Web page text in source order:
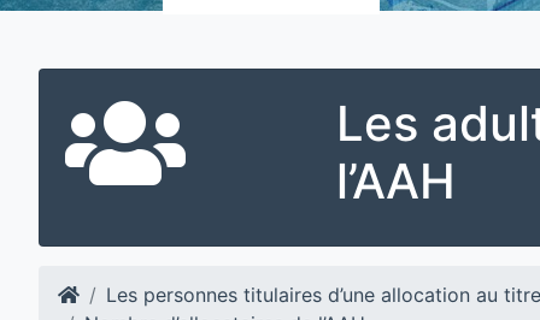
Les
l’AAH
Les personnes titulaires d’une allocation au